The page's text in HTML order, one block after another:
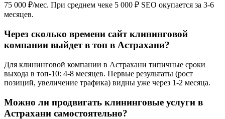
75 000 ₽/мес. При среднем чеке 5 000 ₽ SEO окупается за 3-6
месяцев.
Через сколько времени сайт клининговой
компании выйдет в топ в Астрахани?
Для клининговой компании в Астрахани типичные сроки
выхода в топ-10: 4-8 месяцев. Первые результаты (рост
позиций, увеличение трафика) видны уже через 1-2 месяца.
Можно ли продвигать клининговые услуги в
Астрахани самостоятельно?